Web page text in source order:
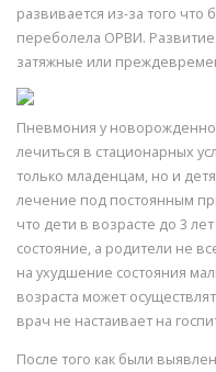
развивается из-за того
переболела ОРВИ. Развитие
затяжные или
Пневмония у
лечиться в стационарных
только младенцам, но и
лечение под постоянным
что дети в возрасте до 3
состояние, а родители не
на ухудшение состояния
возраста может
врач не настаивает на
После того как были